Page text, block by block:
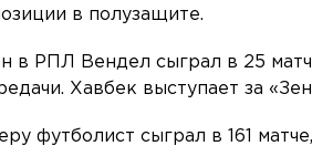
в полузащите.
в РПЛ Вендел сыграл в 25
Хавбек выступает за
футболист сыграл в 161